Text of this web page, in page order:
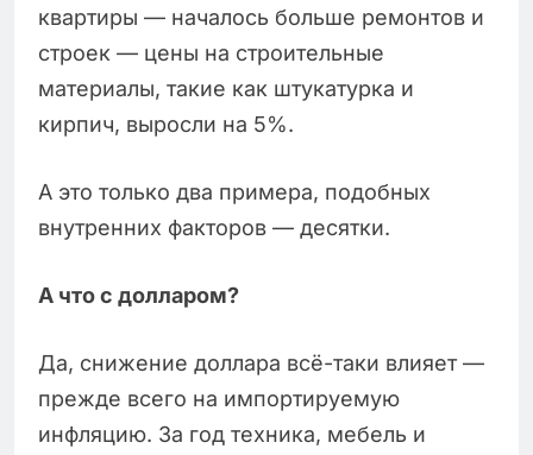
квартиры — началось больше ремонтов и
строек — цены на строительные
материалы, такие как штукатурка и
кирпич, выросли на 5%.
А это только два примера, подобных
внутренних факторов — десятки.
А что с долларом?
Да, снижение доллара всё-таки влияет —
прежде всего на импортируемую
инфляцию. За год техника, мебель и